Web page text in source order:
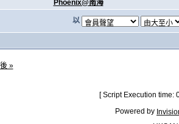
Phoenix@南海
以
»
[ Script Execution
Powered by